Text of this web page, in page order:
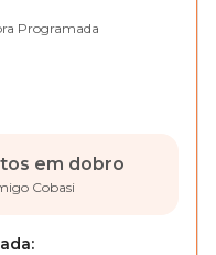
Programada
em dobro
Cobasi